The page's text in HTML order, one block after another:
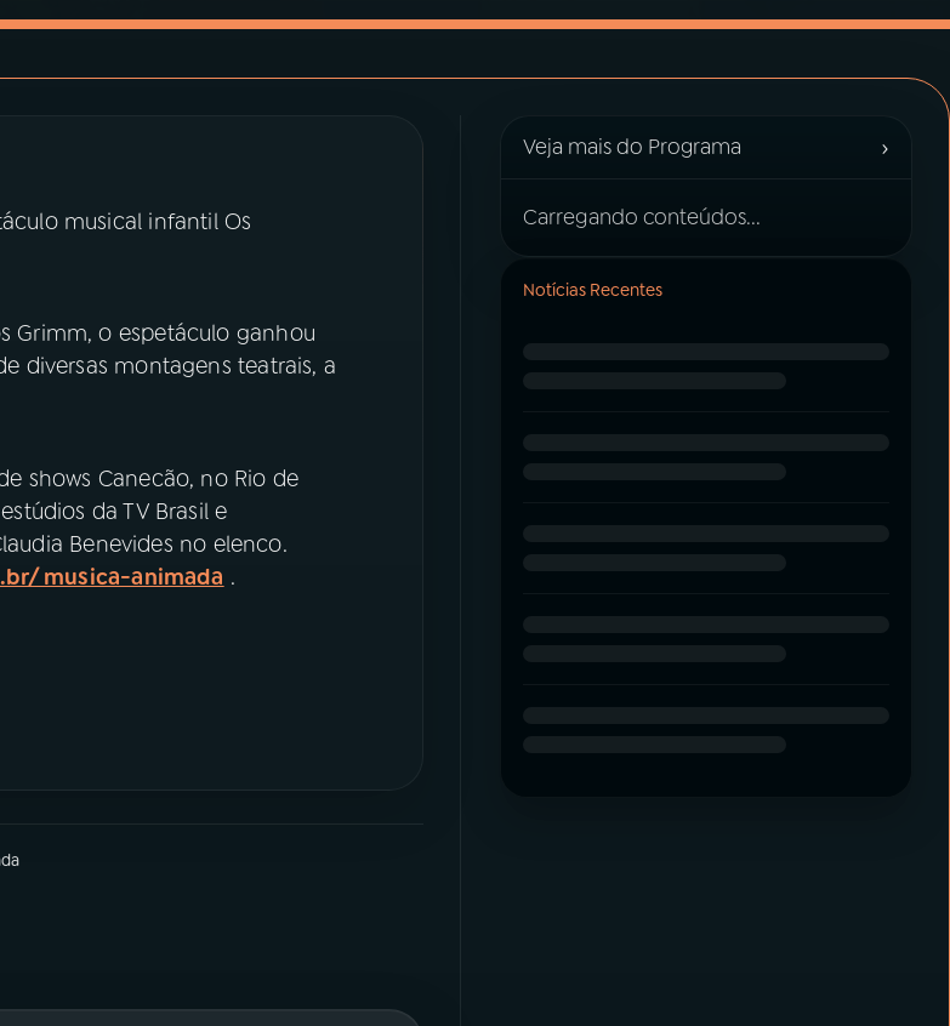
musical infantil Os
Grimm, o espetáculo ganhou
diversas montagens teatrais, a
shows Canecão, no Rio de
da TV Brasil e
Benevides no elenco.
musica-animada .
Veja mais do Programa ›
Carregando conteúdos...
Notícias Recentes